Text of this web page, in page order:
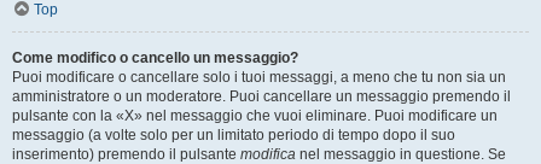
Top
Come modifico o cancello un messaggio?
Puoi modificare o cancellare solo i tuoi messaggi, a meno che tu non sia un
amministratore o un moderatore. Puoi cancellare un messaggio premendo il
pulsante con la «X» nel messaggio che vuoi eliminare. Puoi modificare un
messaggio (a volte solo per un limitato periodo di tempo dopo il suo
inserimento) premendo il pulsante modifica nel messaggio in questione. Se